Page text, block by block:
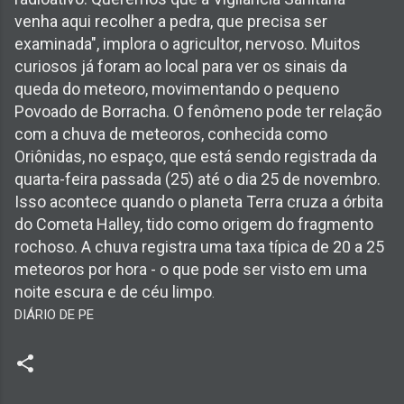
venha aqui recolher a pedra, que precisa ser
examinada", implora o agricultor, nervoso. Muitos
curiosos já foram ao local para ver os sinais da
queda do meteoro, movimentando o pequeno
Povoado de Borracha. O fenômeno pode ter relação
com a chuva de meteoros, conhecida como
Oriônidas, no espaço, que está sendo registrada da
quarta-feira passada (25) até o dia 25 de novembro.
Isso acontece quando o planeta Terra cruza a órbita
do Cometa Halley, tido como origem do fragmento
rochoso. A chuva registra uma taxa típica de 20 a 25
meteoros por hora - o que pode ser visto em uma
noite escura e de céu limpo
DIÁRIO DE PE